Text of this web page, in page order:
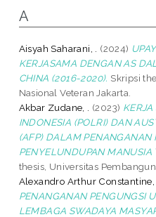
A
Aisyah Saharani, . (2024)
KERJASAMA DENGAN AS
CHINA (2016-2020). Skripsi
Nasional Veteran Jakarta.
Akbar Zudane, .
(2023)
INDONESIA (POLRI) DAN
(AFP) DALAM PENANGANAN
PENYELUNDUPAN MANUSIA
thesis, Universitas
Alexandro Arthur Constantine, .
PENANGANAN PENGUNGSI
LEMBAGA SWADAYA